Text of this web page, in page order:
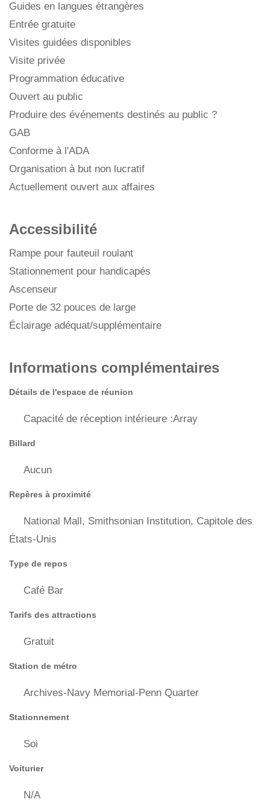
Guides en langues étrangères
Entrée gratuite
Visites guidées disponibles
Visite privée
Programmation éducative
Ouvert au public
Produire des événements destinés au public ?
GAB
Conforme à l'ADA
Organisation à but non lucratif
Actuellement ouvert aux affaires
Accessibilité
Rampe pour fauteuil roulant
Stationnement pour handicapés
Ascenseur
Porte de 32 pouces de large
Éclairage adéquat/supplémentaire
Informations complémentaires
Détails de l'espace de réunion
Capacité de réception intérieure :Array
Billard
Aucun
Repères à proximité
National Mall, Smithsonian Institution, Capitole des
États-Unis
Type de repos
Café Bar
Tarifs des attractions
Gratuit
Station de métro
Archives-Navy Memorial-Penn Quarter
Stationnement
Soi
Voiturier
N/A